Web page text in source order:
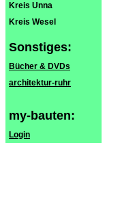
Kreis Unna
Kreis Wesel
Sonstiges:
Bücher & DVDs
architektur-ruhr
my-bauten:
Login